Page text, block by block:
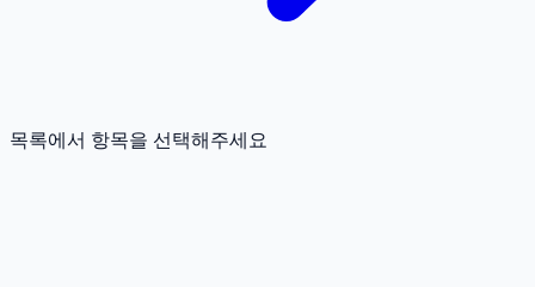
목록에서 항목을 선택해주세요